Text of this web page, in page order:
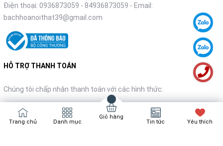
Điện thoại: 0936873059 - 84936873059 - Email:
bachhoanoithat39@gmail.com
HỖ TRỢ THANH TOÁN
Chúng tôi chấp nhận thanh toán với các hình thức:
Trang chủ Danh mục
Giỏ hàng
Tin tức Yêu thích